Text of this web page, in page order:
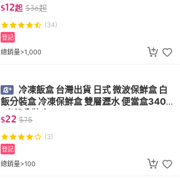
$12起 $36起
(34)
總銷量>1,000
登記
冷凍飯盒 台灣出貨 日式 微波保鮮盒 白
飯分裝盒 冷凍保鮮盒 雙層瀝水 便當盒340m
l 米飯分裝盒
$22 $75
(3)
總銷量>100
登記